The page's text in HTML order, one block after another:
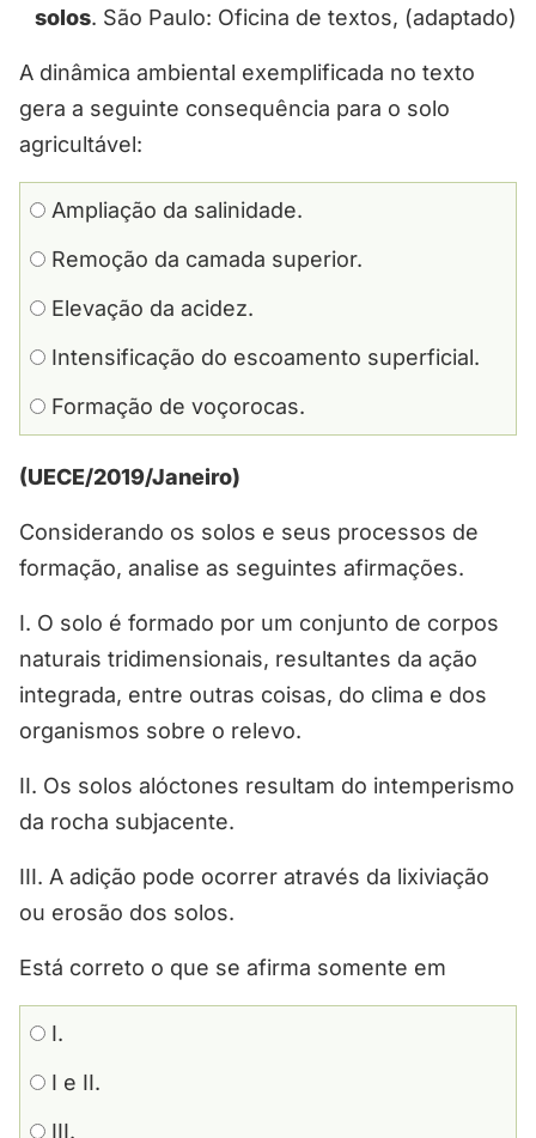
solos. São Paulo: Oficina de textos, (adaptado)
A dinâmica ambiental exemplificada no texto
gera a seguinte consequência para o solo
agricultável:
Ampliação da salinidade.
Remoção da camada superior.
Elevação da acidez.
Intensificação do escoamento superficial.
Formação de voçorocas.
(UECE/2019/Janeiro)
Considerando os solos e seus processos de
formação, analise as seguintes afirmações.
I. O solo é formado por um conjunto de corpos
naturais tridimensionais, resultantes da ação
integrada, entre outras coisas, do clima e dos
organismos sobre o relevo.
II. Os solos alóctones resultam do intemperismo
da rocha subjacente.
III. A adição pode ocorrer através da lixiviação
ou erosão dos solos.
Está correto o que se afirma somente em
I.
I e II.
III.